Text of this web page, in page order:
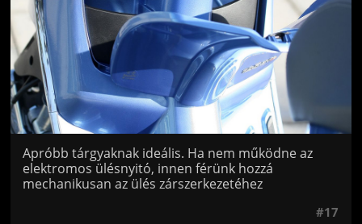
Apróbb tárgyaknak ideális. Ha nem működne az
elektromos ülésnyitó, innen férünk hozzá
mechanikusan az ülés zárszerkezetéhez
#17